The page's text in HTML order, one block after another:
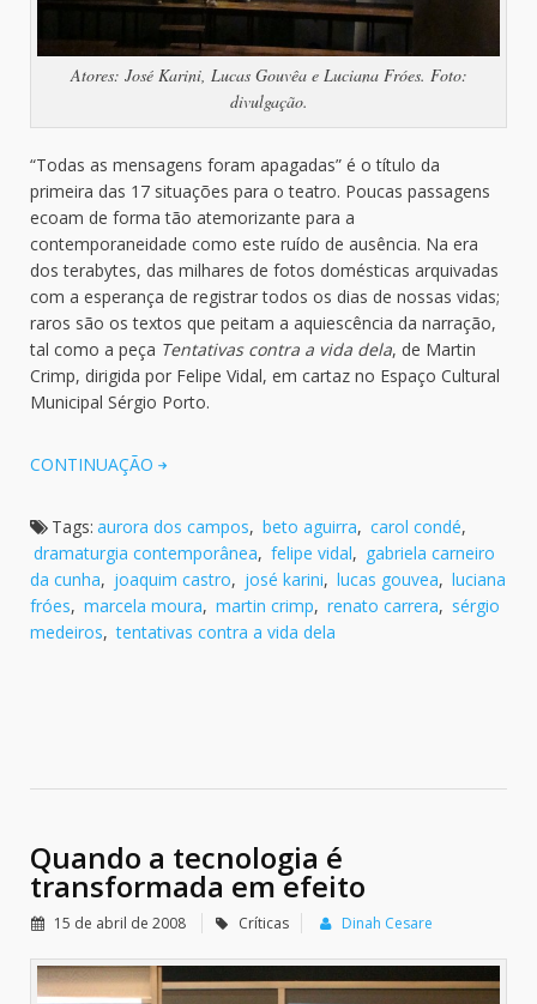
Atores: José Karini, Lucas Gouvêa e Luciana Fróes. Foto:
divulgação.
“Todas as mensagens foram apagadas” é o título da
primeira das 17 situações para o teatro. Poucas passagens
ecoam de forma tão atemorizante para a
contemporaneidade como este ruído de ausência. Na era
dos terabytes, das milhares de fotos domésticas arquivadas
com a esperança de registrar todos os dias de nossas vidas;
raros são os textos que peitam a aquiescência da narração,
tal como a peça Tentativas contra a vida dela, de Martin
Crimp, dirigida por Felipe Vidal, em cartaz no Espaço Cultural
Municipal Sérgio Porto.
CONTINUAÇÃO
Tags: aurora dos campos, beto aguirra, carol condé,
dramaturgia contemporânea, felipe vidal, gabriela carneiro
da cunha, joaquim castro, josé karini, lucas gouvea, luciana
fróes, marcela moura, martin crimp, renato carrera, sérgio
medeiros, tentativas contra a vida dela
Quando a tecnologia é
transformada em efeito
15 de abril de 2008 Críticas Dinah Cesare